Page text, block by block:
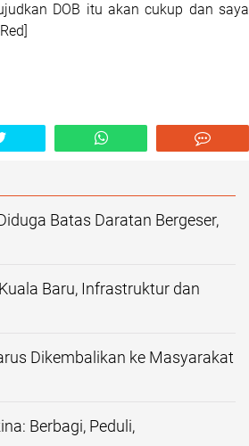
DOB itu akan cukup dan saya
Batas Daratan Bergeser,
Baru, Infrastruktur dan
Dikembalikan ke Masyarakat
Berbagi, Peduli,